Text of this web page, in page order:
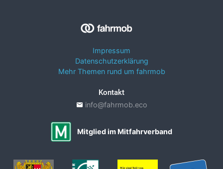
Impressum
Datenschutzerklärung
Mehr Themen rund um fahrmob
Kontakt
info@fahrmob.eco
Mitglied im Mitfahrverband